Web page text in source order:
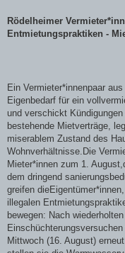
Rödelheimer
Entmietungspraktiken -
Ein Vermieter*innenpaar
Eigenbedarf für ein
und verschickt
bestehende Mietverträge,
miserablem Zustand des
Wohnverhältnisse.Die
Mieter*innen zum 1.
dem dringend
greifen
illegalen
bewegen: Nach
Mittwoch (16. August)